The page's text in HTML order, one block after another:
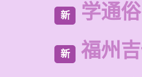
新 学通
新 福州